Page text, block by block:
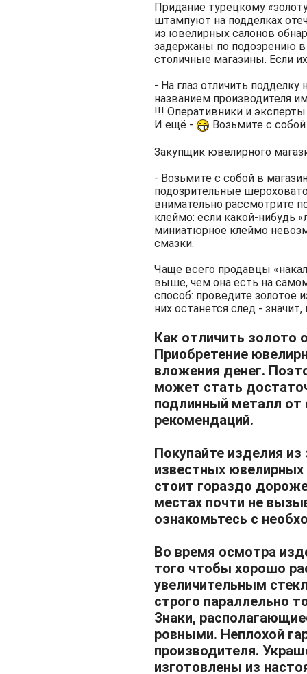
Придание турецкому
штампуют на подделках
из ювелирных салонов
задержаны по подозрению
столичные магазины. Если
- На глаз отличить
названием производителя
!!! Оперативники и
И ещё -
Возьмите с собой
Закупщик ювелирного
- Возьмите с собой в
подозрительные
внимательно рассмотрите
клеймо: если какой-нибудь
миниатюрное клеймо
смазки.
Чаще всего продавцы
выше, чем она есть на
способ: проведите золотое
них останется след -
Как отличить золото
Приобретение
вложения денег.
может стать
подлинный металл
рекомендаций.
Покупайте изделия
известных ювелирных
стоит гораздо
местах почти не
ознакомьтесь с
Во время осмотра
того чтобы хорошо
увеличительным
строго параллельно
Знаки,
ровными. Неплохой
производителя.
изготовлены из